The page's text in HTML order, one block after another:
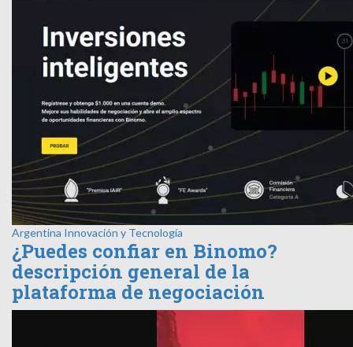
Argentina Innovación y Tecnología
¿Puedes confiar en Binomo?
descripción general de la
plataforma de negociación